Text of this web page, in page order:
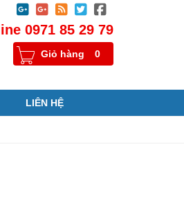





0971 85 29 79
Giỏ hàng 0
LIÊN HỆ